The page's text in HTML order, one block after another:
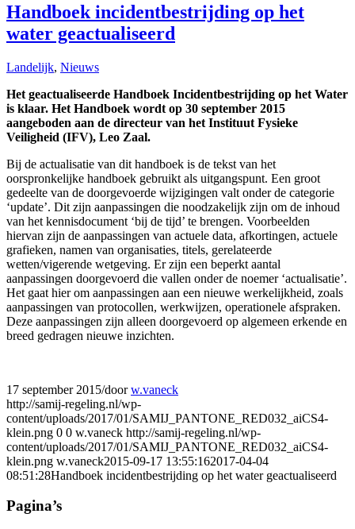
Handboek incidentbestrijding op het
water geactualiseerd
Landelijk, Nieuws
Het geactualiseerde Handboek Incidentbestrijding op het Water
is klaar. Het Handboek wordt op 30 september 2015
aangeboden aan de directeur van het Instituut Fysieke
Veiligheid (IFV), Leo Zaal.
Bij de actualisatie van dit handboek is de tekst van het
oorspronkelijke handboek gebruikt als uitgangspunt. Een groot
gedeelte van de doorgevoerde wijzigingen valt onder de categorie
‘update’. Dit zijn aanpassingen die noodzakelijk zijn om de inhoud
van het kennisdocument ‘bij de tijd’ te brengen. Voorbeelden
hiervan zijn de aanpassingen van actuele data, afkortingen, actuele
grafieken, namen van organisaties, titels, gerelateerde
wetten/vigerende wetgeving. Er zijn een beperkt aantal
aanpassingen doorgevoerd die vallen onder de noemer ‘actualisatie’.
Het gaat hier om aanpassingen aan een nieuwe werkelijkheid, zoals
aanpassingen van protocollen, werkwijzen, operationele afspraken.
Deze aanpassingen zijn alleen doorgevoerd op algemeen erkende en
breed gedragen nieuwe inzichten.
17 september 2015/doorw.vaneck
http://samij-regeling.nl/wp-
content/uploads/2017/01/SAMIJ_PANTONE_RED032_aiCS4-
klein.png 0 0 w.vaneck http://samij-regeling.nl/wp-
content/uploads/2017/01/SAMIJ_PANTONE_RED032_aiCS4-
klein.png w.vaneck2015-09-17 13:55:162017-04-04
08:51:28Handboek incidentbestrijding op het water geactualiseerd
Pagina’s